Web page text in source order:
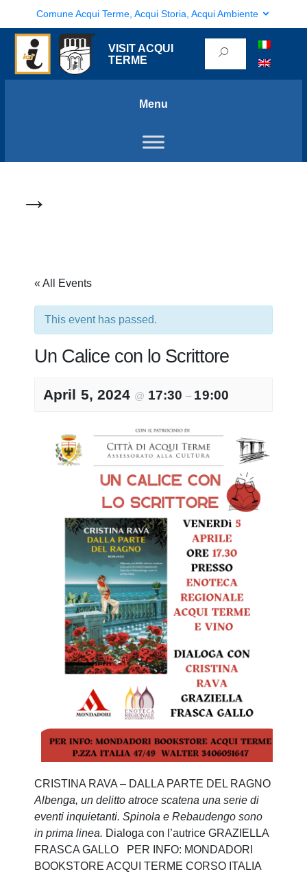
Comune Acqui Terme, Acqui Storia, Acqui Ambiente
VISIT ACQUI
TERME
Menu
→
« All Events
This event has passed.
Un Calice con lo Scrittore
April 5, 2024 @ 17:30– 19:00
CRISTINA RAVA – DALLA PARTE DEL RAGNO
Albenga, un delitto atroce scatena una serie di
eventi inquietanti. Spinola e Rebaudengo sono
in prima linea. Dialoga con l’autrice GRAZIELLA
FRASCA GALLO PER INFO: MONDADORI
BOOKSTORE ACQUI TERME CORSO ITALIA